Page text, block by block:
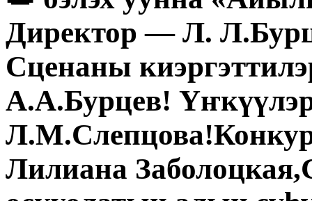
Директор — Л.
Сценаны
А.А.Бурцев!
Лилиана